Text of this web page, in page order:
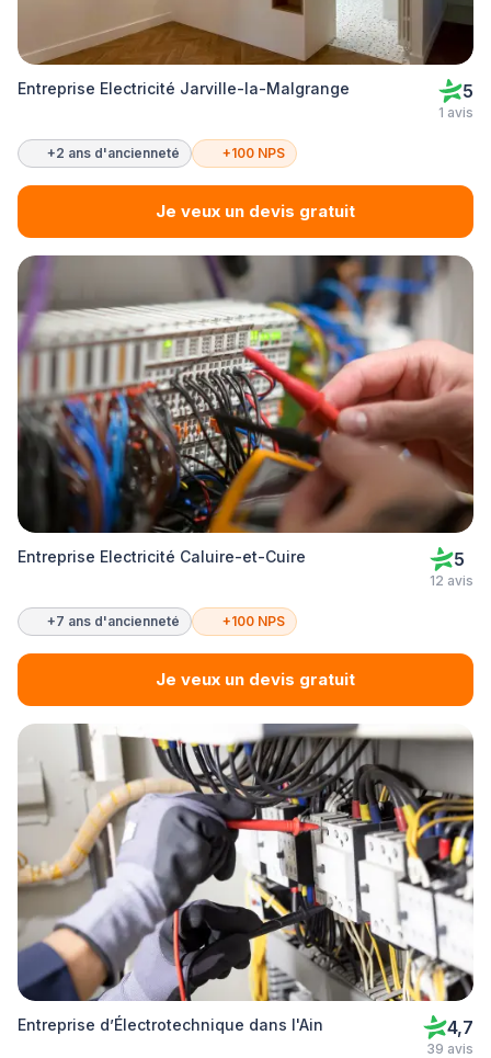
Entreprise Electricité Jarville-la-Malgrange 5
1 avis
+2 ans d'ancienneté +100 NPS
Je veux un devis gratuit
Entreprise Electricité Caluire-et-Cuire 5
12 avis
+7 ans d'ancienneté +100 NPS
Je veux un devis gratuit
Entreprise d’Électrotechnique dans l'Ain 4,7
39 avis